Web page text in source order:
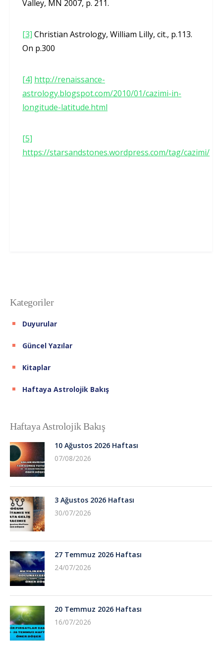
Valley, MN 2007, p. 211.
[3] Christian Astrology, William Lilly, cit., p.113.
On p.300
[4] http://renaissance-
astrology.blogspot.com/2010/01/cazimi-in-
longitude-latitude.html
[5]
https://starsandstones.wordpress.com/tag/cazimi/
Kategoriler
Duyurular
Güncel Yazılar
Kitaplar
Haftaya Astrolojik Bakış
Haftaya Astrolojik Bakış
10 Ağustos 2026 Haftası
07/08/2026
3 Ağustos 2026 Haftası
30/07/2026
27 Temmuz 2026 Haftası
24/07/2026
20 Temmuz 2026 Haftası
16/07/2026